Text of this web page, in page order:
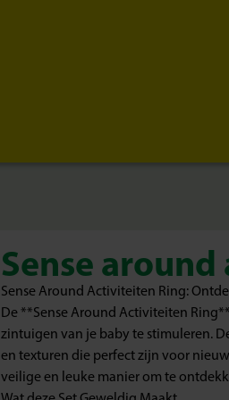
Sense
Sense Around Activiteiten Ring:
De **Sense Around Activiteiten
zintuigen van je baby te stimuleren.
en texturen die perfect zijn voor
veilige en leuke manier om te